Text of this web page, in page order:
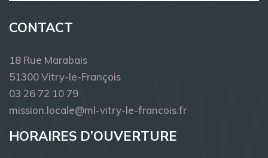
CONTACT
18 Rue Marabais
51300 Vitry-le-François
03 26 72 10 79
mission.locale@ml-vitry-le-francois.fr
HORAIRES D’OUVERTURE